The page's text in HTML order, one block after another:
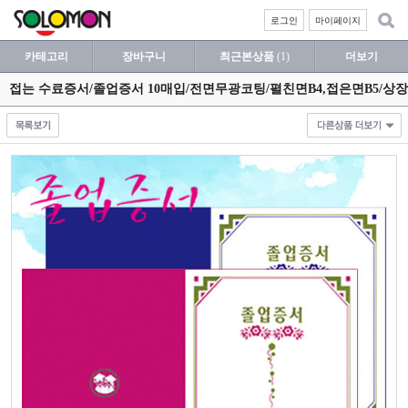
마이페이지
로그인
카테고리 장바구니 최근본상품 (1) 더보기
접는 수료증서/졸업증서 10매입/전면무광코팅/펼친면B4,접은면B5/상